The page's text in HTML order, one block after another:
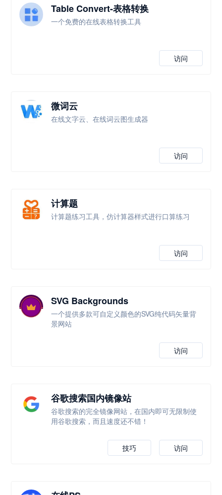
Table Convert-表格转换
一个免费的在线表格转换工具
访问
微词云
在线文字云、在线词云图生成器
访问
计算题
计算题练习工具，仿计算器样式进行口算练习
访问
SVG Backgrounds
一个提供多款可自定义颜色的SVG纯代码矢量背
景网站
访问
谷歌搜索国内镜像站
谷歌搜索的完全镜像网站，在国内即可无限制使
用谷歌搜索，而且速度还不错！
访问
技巧